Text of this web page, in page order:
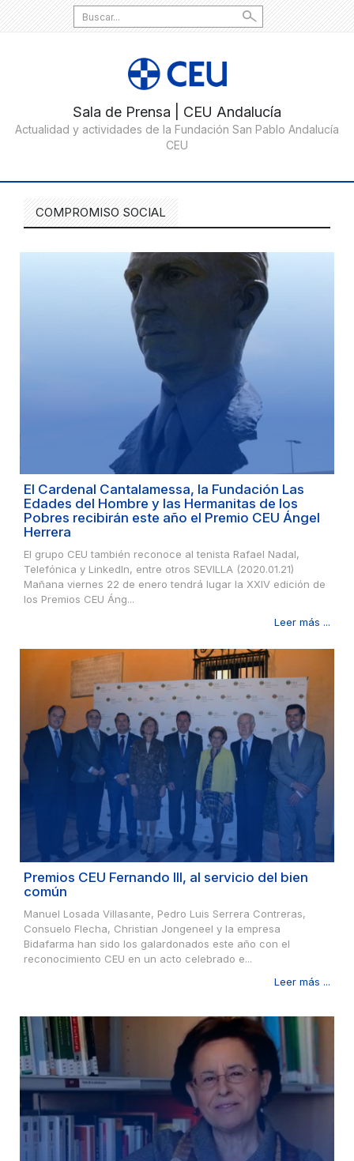
Search
for:
COMPROMISO SOCIAL
El Cardenal Cantalamessa, la Fundación Las
Edades del Hombre y las Hermanitas de los
Pobres recibirán este año el Premio CEU Ángel
Herrera
El grupo CEU también reconoce al tenista Rafael Nadal,
Telefónica y LinkedIn, entre otros SEVILLA (2020.01.21)
Mañana viernes 22 de enero tendrá lugar la XXIV edición de
los Premios CEU Áng...
Leer más ...
Premios CEU Fernando III, al servicio del bien
común
Manuel Losada Villasante, Pedro Luis Serrera Contreras,
Consuelo Flecha, Christian Jongeneel y la empresa
Bidafarma han sido los galardonados este año con el
reconocimiento CEU en un acto celebrado e...
Leer más ...